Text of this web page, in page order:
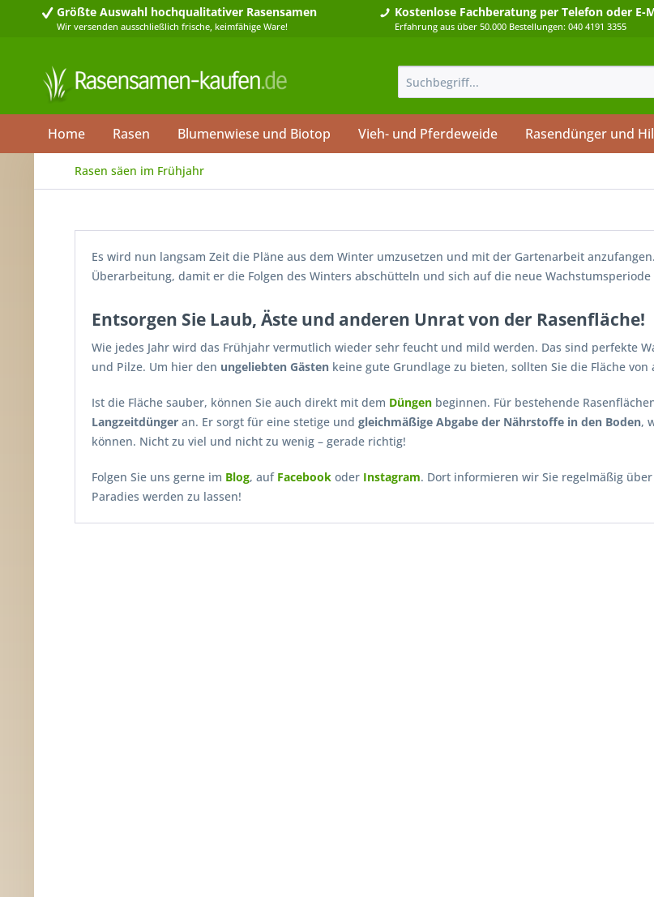
Größte Auswahl hochqualitativer Rasensamen
Wir versenden ausschließlich frische, keimfähige Ware!
Kostenlose Fachberatung per Telefon oder E-
Erfahrung aus über 50.000 Bestellungen: 040 4191 3355
Home Rasen Blumenwiese und Biotop Vieh- und Pferdeweide Rasendünger und
Rasen säen im Frühjahr
Es wird nun langsam Zeit die Pläne aus dem Winter umzusetzen und mit der Gartenarbeit
Überarbeitung, damit er die Folgen des Winters abschütteln und sich auf die neue
Entsorgen Sie Laub, Äste und anderen Unrat von der Rasenfläche!
Wie jedes Jahr wird das Frühjahr vermutlich wieder sehr feucht und mild werden. Das sind perfekte
und Pilze. Um hier den ungeliebten Gästen keine gute Grundlage zu bieten, sollten Sie die Fläche
Ist die Fläche sauber, können Sie auch direkt mit dem Düngen beginnen. Für bestehende
Langzeitdünger an. Er sorgt für eine stetige und gleichmäßige Abgabe der Nährstoffe in den Boden,
können. Nicht zu viel und nicht zu wenig – gerade richtig!
Folgen Sie uns gerne im Blog, auf Facebook oder Instagram. Dort informieren wir Sie regelmäßig
Paradies werden zu lassen!